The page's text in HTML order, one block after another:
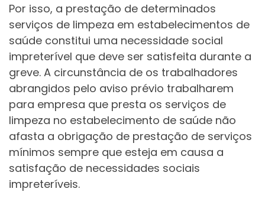
Por isso, a prestação de determinados
serviços de limpeza em estabelecimentos de
saúde constitui uma necessidade social
impreterível que deve ser satisfeita durante a
greve. A circunstância de os trabalhadores
abrangidos pelo aviso prévio trabalharem
para empresa que presta os serviços de
limpeza no estabelecimento de saúde não
afasta a obrigação de prestação de serviços
mínimos sempre que esteja em causa a
satisfação de necessidades sociais
impreteríveis.